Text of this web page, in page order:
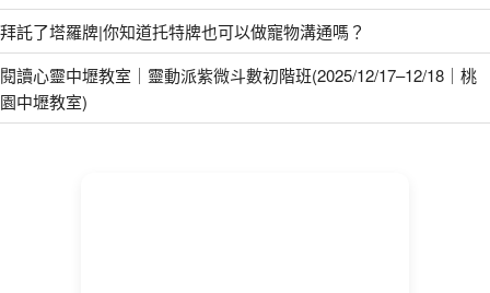
拜託了塔羅牌|你知道托特牌也可以做寵物溝通嗎？
閱讀心靈中壢教室｜靈動派紫微斗數初階班(2025/12/17–12/18｜桃
園中壢教室)